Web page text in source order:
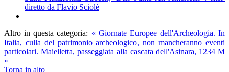
diretto da Flavio Sciolè
Altro in questa categoria: « Giornate Europee dell'Archeologia. In
Italia, culla del patrimonio archeologico, non mancheranno eventi
particolari. Maielletta, passeggiata alla cascata dell'Asinara, 1234 M
»
Torna in alto